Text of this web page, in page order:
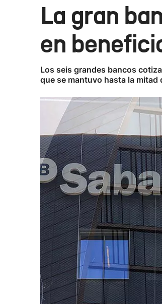
La gran
en
Los seis grandes bancos
que se mantuvo hasta la